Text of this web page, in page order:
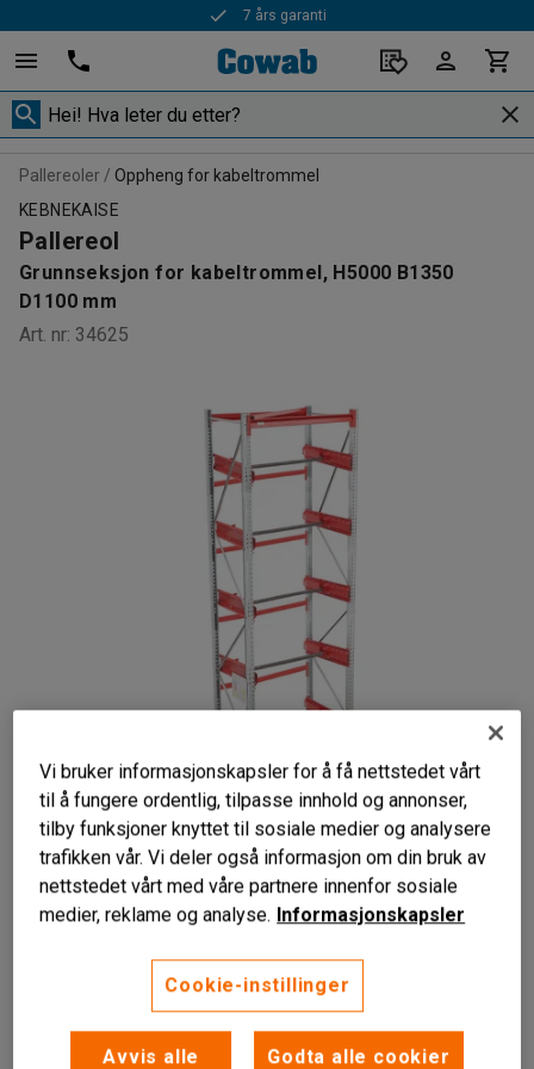
7 års garanti
Rask levering
Pallereoler
Oppheng for kabeltrommel
KEBNEKAISE
Pallereol
Grunnseksjon for kabeltrommel, H5000 B1350
D1100 mm
Art. nr: 34625
Liknende produkter
Høy bærevekt
Fleksibel design
Pallereol for opphenging og håndtering av kabelruller. Enkel
Vi bruker informasjonskapsler for å få nettstedet vårt
til å fungere ordentlig, tilpasse innhold og annonser,
tilby funksjoner knyttet til sosiale medier og analysere
trafikken vår. Vi deler også informasjon om din bruk av
nettstedet vårt med våre partnere innenfor sosiale
medier, reklame og analyse. Informasjonskapsler
Cookie-instillinger
Avvis alle Godta alle cookier